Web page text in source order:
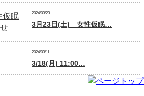
2024/03/23
3月23日(土) 女性仮眠…
2024/03/11
3/18(月) 11:00…